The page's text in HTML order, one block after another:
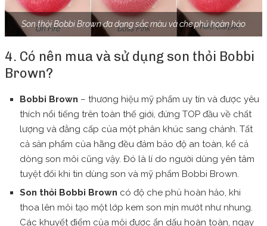
Son thỏi Bobbi Brown đa dạng sắc màu và che phủ hoàn hảo
4. Có nên mua và sử dụng son thỏi Bobbi
Brown?
Bobbi Brown – thương hiệu mỹ phẩm uy tín và được yêu
thích nổi tiếng trên toàn thế giới, đứng TOP đầu về chất
lượng và đẳng cấp của một phân khúc sang chảnh. Tất
cả sản phẩm của hãng đều đảm bảo độ an toàn, kể cả
dòng son môi cũng vậy. Đó là lí do người dùng yên tâm
tuyệt đối khi tin dùng son và mỹ phẩm Bobbi Brown.
Son thỏi Bobbi Brown có độ che phủ hoàn hảo, khi
thoa lên môi tạo một lớp kem son mịn mướt như nhung.
Các khuyết điểm của môi được ẩn dấu hoàn toàn, ngay